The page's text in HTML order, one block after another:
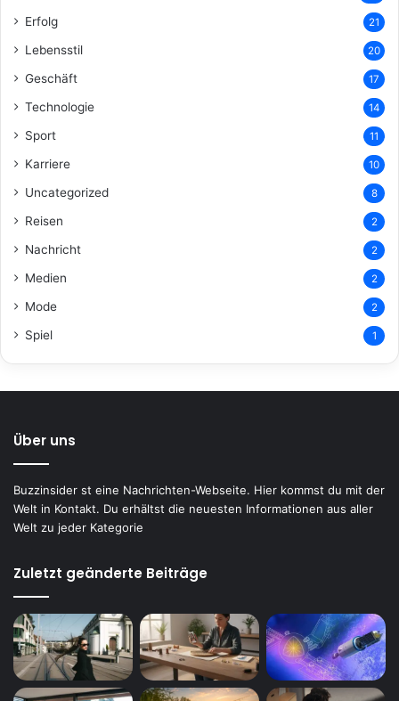
Erfolg 21
Lebensstil 20
Geschäft 17
Technologie 14
Sport 11
Karriere 10
Uncategorized 8
Reisen 2
Nachricht 2
Medien 2
Mode 2
Spiel 1
Über uns
Buzzinsider st eine Nachrichten-Webseite. Hier kommst du mit der
Welt in Kontakt. Du erhältst die neuesten Informationen aus aller
Welt zu jeder Kategorie
Zuletzt geänderte Beiträge